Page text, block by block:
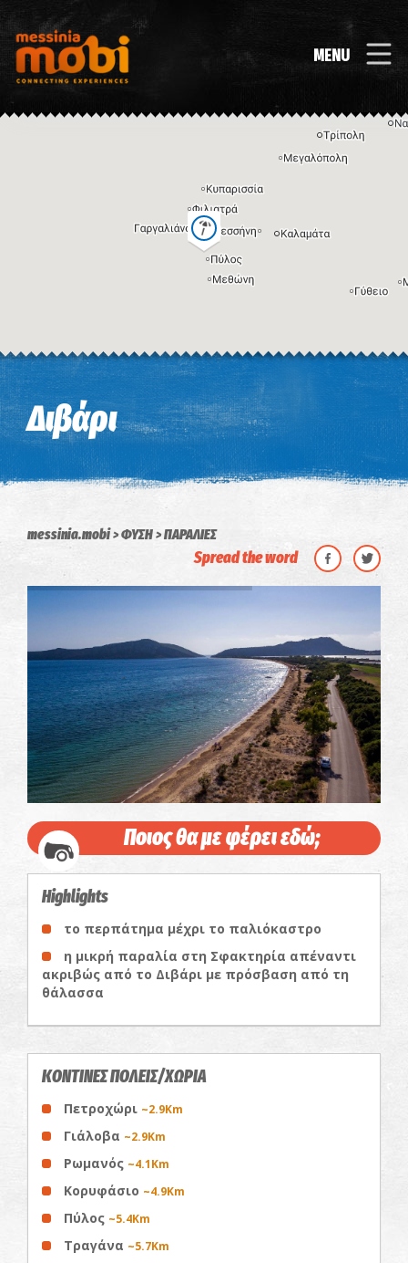
MENU
Η εικόνα ενδέχεται να υπόκειται σε πνευματικά δικαιώματα Όροι
Διβάρι
messinia.mobi ΦΥΣΗ ΠΑΡΑΛΙΕΣ
Spread the word
Ποιος θα με φέρει εδώ;
Highlights
το περπάτημα μέχρι το παλιόκαστρο
η μικρή παραλία στη Σφακτηρία απέναντι
ακριβώς από το Διβάρι με πρόσβαση από τη
θάλασσα
ΚΟΝΤΙΝΕΣ ΠΟΛΕΙΣ/ΧΩΡΙΑ
Πετροχώρι ~2.9Km
Γιάλοβα ~2.9Km
Ρωμανός ~4.1Km
Κορυφάσιο ~4.9Km
Πύλος ~5.4Km
Τραγάνα ~5.7Km